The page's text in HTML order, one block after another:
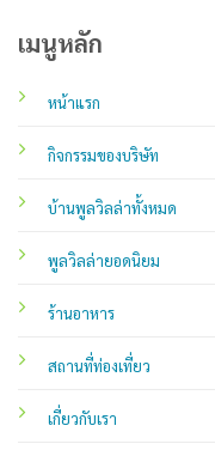
เมนูหลัก
หน้าแรก
กิจกรรมของบริษัท
บ้านพูลวิลล่าทั้งหมด
พูลวิลล่ายอดนิยม
ร้านอาหาร
สถานที่ท่องเที่ยว
เกี่ยวกับเรา